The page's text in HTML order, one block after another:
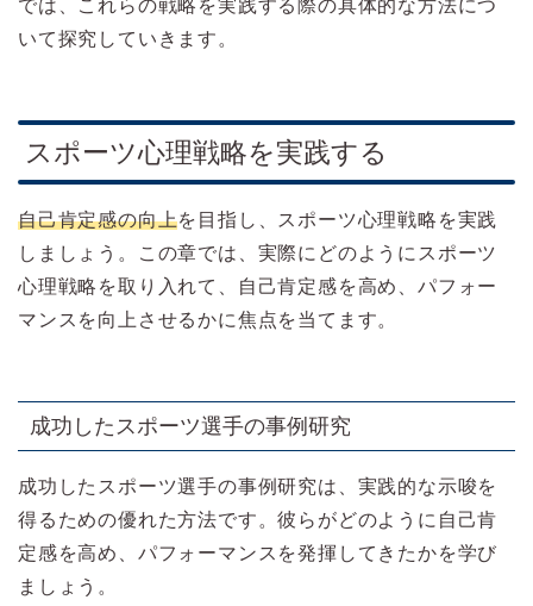
では、これらの戦略を実践する際の具体的な方法につ
いて探究していきます。
スポーツ心理戦略を実践する
自己肯定感の向上を目指し、スポーツ心理戦略を実践
しましょう。この章では、実際にどのようにスポーツ
心理戦略を取り入れて、自己肯定感を高め、パフォー
マンスを向上させるかに焦点を当てます。
成功したスポーツ選手の事例研究
成功したスポーツ選手の事例研究は、実践的な示唆を
得るための優れた方法です。彼らがどのように自己肯
定感を高め、パフォーマンスを発揮してきたかを学び
ましょう。